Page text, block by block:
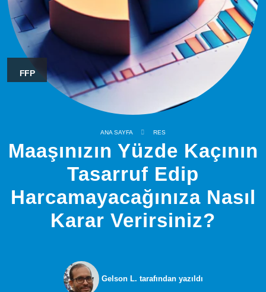
FFP
ANA SAYFA RES
Maaşınızın Yüzde Kaçının
Tasarruf Edip
Harcamayacağınıza Nasıl
Karar Verirsiniz?
Gelson L. tarafından yazıldı